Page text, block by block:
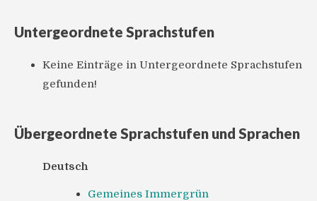
Untergeordnete Sprachstufen
Keine Einträge in Untergeordnete Sprachstufen
gefunden!
Übergeordnete Sprachstufen und Sprachen
Deutsch
Gemeines Immergrün